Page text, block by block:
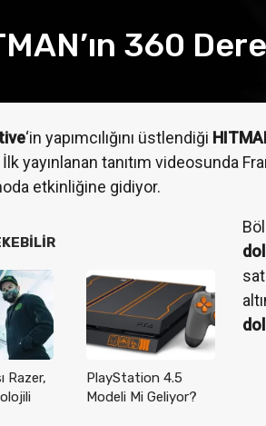
360
‘in yapımcılığını üstlendiği
İlk yayınlanan tanıtım videosunda
etkinliğine gidiyor.
Razer,
PlayStation 4.5
Modeli Mi Geliyor?